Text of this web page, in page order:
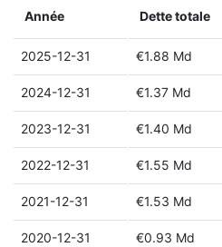
Année Dette totale
2025-12-31 €1.88 Md
2024-12-31 €1.37 Md
2023-12-31 €1.40 Md
2022-12-31 €1.55 Md
2021-12-31 €1.53 Md
2020-12-31 €0.93 Md